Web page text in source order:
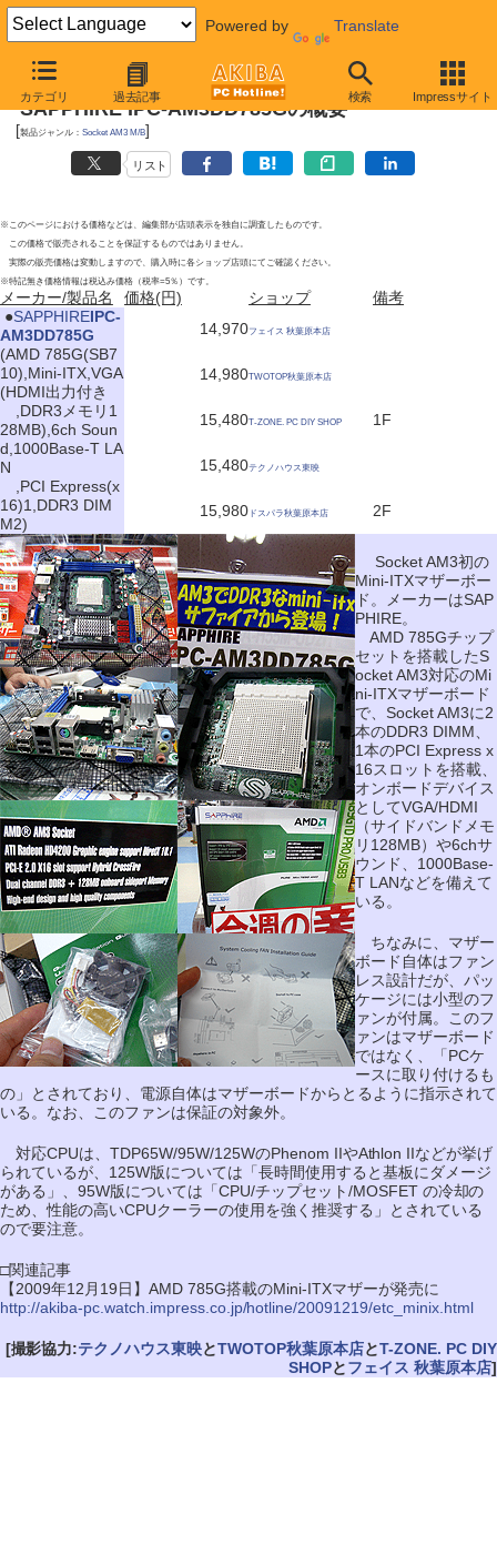
Powered by Translate
カテゴリ 過去記事 検索 Impressサイト
2010年3月6日号
SAPPHIRE IPC-AM3DD785Gの概要
[製品ジャンル： Socket AM3 M/B]
リスト
※このページにおける価格などは、編集部が店頭表示を独自に調査したものです。
この価格で販売されることを保証するものではありません。
実際の販売価格は変動しますので、購入時に各ショップ店頭にてご確認ください。
※特記無き価格情報は税込み価格（税率=5％）です。
メーカー/製品名 価格(円) ショップ
備考
●SAPPHIREIPC-
AM3DD785G
(AMD 785G(SB7
10),Mini-ITX,VGA
(HDMI出力付き
,DDR3メモリ1
28MB),6ch Soun
d,1000Base-T LA
N
,PCI Express(x
16)1,DDR3 DIM
M2)
14,970フェイス 秋葉原本店
14,980TWOTOP秋葉原本店
15,480T-ZONE. PC DIY SHOP 1F
15,480テクノハウス東映
15,980 ドスパラ秋葉原本店 2F
Socket AM3初の
Mini-ITXマザーボー
ド。メーカーはSAP
PHIRE。
AMD 785Gチップ
セットを搭載したS
ocket AM3対応のMi
ni-ITXマザーボード
で、Socket AM3に2
本のDDR3 DIMM、
1本のPCI Express x
16スロットを搭載、
オンボードデバイス
としてVGA/HDMI
（サイドバンドメモ
リ128MB）や6chサ
ウンド、1000Base-
T LANなどを備えて
いる。
ちなみに、マザー
ボード自体はファン
レス設計だが、パッ
ケージには小型のフ
ァンが付属。このフ
ァンはマザーボード
ではなく、「PCケ
ースに取り付けるも
の」とされており、電源自体はマザーボードからとるように指示されて
いる。なお、このファンは保証の対象外。
対応CPUは、TDP65W/95W/125WのPhenom IIやAthlon IIなどが挙げ
られているが、125W版については「長時間使用すると基板にダメージ
がある」、95W版については「CPU/チップセット/MOSFET の冷却の
ため、性能の高いCPUクーラーの使用を強く推奨する」とされている
ので要注意。
□関連記事
【2009年12月19日】AMD 785G搭載のMini-ITXマザーが発売に
http://akiba-pc.watch.impress.co.jp/hotline/20091219/etc_minix.html
[撮影協力:テクノハウス東映とTWOTOP秋葉原本店とT-ZONE. PC DIY
SHOPとフェイス 秋葉原本店]